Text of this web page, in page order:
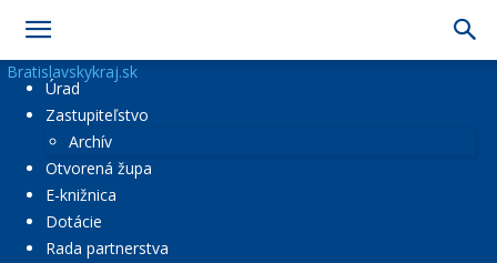
Bratislavskykraj.sk
Úrad
Zastupiteľstvo
Archív
Otvorená župa
E-knižnica
Dotácie
Rada partnerstva